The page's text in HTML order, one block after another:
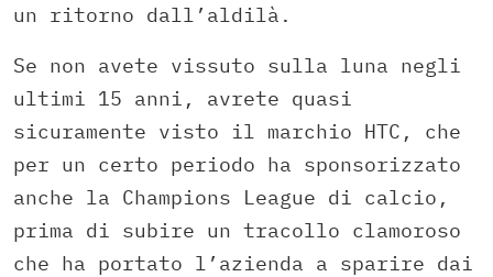
un ritorno dall’aldilà.
Se non avete vissuto sulla luna negli
ultimi 15 anni, avrete quasi
sicuramente visto il marchio HTC, che
per un certo periodo ha sponsorizzato
anche la Champions League di calcio,
prima di subire un tracollo clamoroso
che ha portato l’azienda a sparire dai